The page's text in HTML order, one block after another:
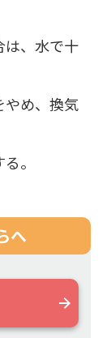
は、水で十
やめ、換気
。
へ